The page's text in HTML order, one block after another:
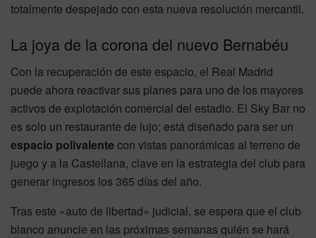
totalmente despejado con esta nueva resolución mercantil.
La joya de la corona del nuevo Bernabéu
Con la recuperación de este espacio, el Real Madrid
puede ahora reactivar sus planes para uno de los mayores
activos de explotación comercial del estadio. El Sky Bar no
es solo un restaurante de lujo; está diseñado para ser un
espacio polivalente con vistas panorámicas al terreno de
juego y a la Castellana, clave en la estrategia del club para
generar ingresos los 365 días del año.
Tras este «auto de libertad» judicial, se espera que el club
blanco anuncie en las próximas semanas quién se hará